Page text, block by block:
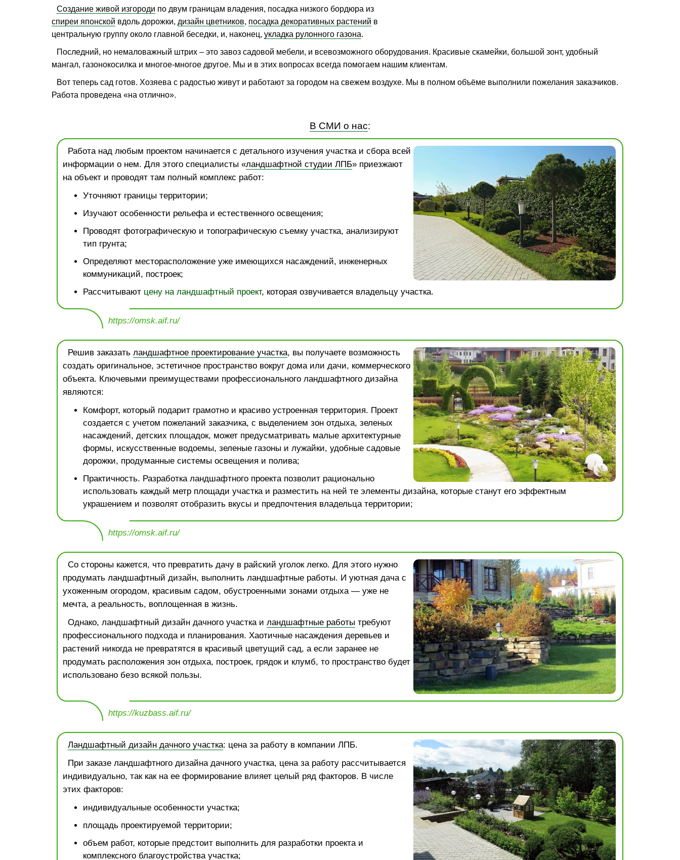
Создание живой изгороди по двум границам владения, посадка низкого бордюра из
спиреи японской вдоль дорожки, дизайн цветников, посадка декоративных растений в
центральную группу около главной беседки, и, наконец, укладка рулонного газона.
Последний, но немаловажный штрих – это завоз садовой мебели, и всевозможного оборудования. Красивые скамейки, большой зонт, удобный
мангал, газонокосилка и многое-многое другое. Мы и в этих вопросах всегда помогаем нашим клиентам.
Вот теперь сад готов. Хозяева с радостью живут и работают за городом на свежем воздухе. Мы в полном объёме выполнили пожелания заказчиков.
Работа проведена «на отлично».
В СМИ о нас:
Работа над любым проектом начинается с детального изучения участка и сбора всей
информации о нем. Для этого специалисты «ландшафтной студии ЛПБ» приезжают
на объект и проводят там полный комплекс работ:
Уточняют границы территории;
Изучают особенности рельефа и естественного освещения;
Проводят фотографическую и топографическую съемку участка, анализируют
тип грунта;
Определяют месторасположение уже имеющихся насаждений, инженерных
коммуникаций, построек;
Рассчитывают цену на ландшафтный проект, которая озвучивается владельцу участка.
https://omsk.aif.ru/
Решив заказать ландшафтное проектирование участка, вы получаете возможность
создать оригинальное, эстетичное пространство вокруг дома или дачи, коммерческого
объекта. Ключевыми преимуществами профессионального ландшафтного дизайна
являются:
Комфорт, который подарит грамотно и красиво устроенная территория. Проект
создается с учетом пожеланий заказчика, с выделением зон отдыха, зеленых
насаждений, детских площадок, может предусматривать малые архитектурные
формы, искусственные водоемы, зеленые газоны и лужайки, удобные садовые
дорожки, продуманные системы освещения и полива;
Практичность. Разработка ландшафтного проекта позволит рационально
использовать каждый метр площади участка и разместить на ней те элементы дизайна, которые станут его эффектным
украшением и позволят отобразить вкусы и предпочтения владельца территории;
https://omsk.aif.ru/
Со стороны кажется, что превратить дачу в райский уголок легко. Для этого нужно
продумать ландшафтный дизайн, выполнить ландшафтные работы. И уютная дача с
ухоженным огородом, красивым садом, обустроенными зонами отдыха — уже не
мечта, а реальность, воплощенная в жизнь.
Однако, ландшафтный дизайн дачного участка и ландшафтные работы требуют
профессионального подхода и планирования. Хаотичные насаждения деревьев и
растений никогда не превратятся в красивый цветущий сад, а если заранее не
продумать расположения зон отдыха, построек, грядок и клумб, то пространство будет
использовано безо всякой пользы.
https://kuzbass.aif.ru/
Ландшафтный дизайн дачного участка: цена за работу в компании ЛПБ.
При заказе ландшафтного дизайна дачного участка, цена за работу рассчитывается
индивидуально, так как на ее формирование влияет целый ряд факторов. В числе
этих факторов:
индивидуальные особенности участка;
площадь проектируемой территории;
объем работ, которые предстоит выполнить для разработки проекта и
комплексного благоустройства участка;